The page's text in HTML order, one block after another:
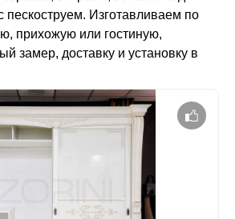
пескоструем. Изготавливаем по
прихожую или гостиную,
замер, доставку и установку в